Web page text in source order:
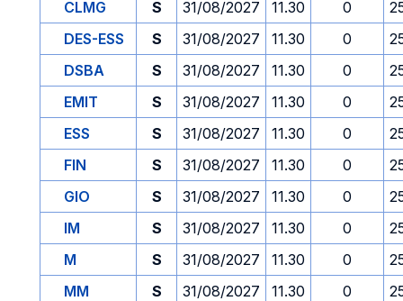
CLMG S 31/08/2027 11.30 0
DES-ESS
S 31/08/2027 11.30 0
DSBA
S 31/08/2027 11.30 0
EMIT
S 31/08/2027 11.30 0
ESS
S 31/08/2027 11.30 0
FIN
S 31/08/2027 11.30 0
GIO
S 31/08/2027 11.30 0
IM
S 31/08/2027 11.30 0
M
S 31/08/2027 11.30 0
MM
S 31/08/2027 11.30 0